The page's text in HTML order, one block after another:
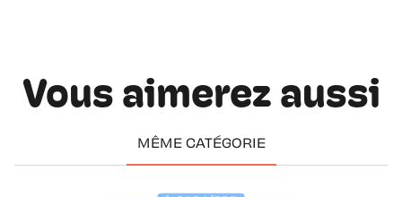
Vous aimerez aussi
MÊME CATÉGORIE